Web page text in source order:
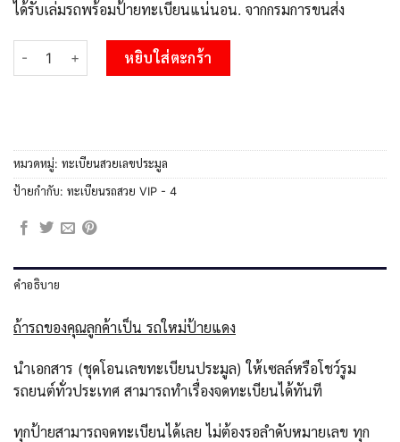
ได้รับเล่มรถพร้อมป้ายทะเบียนแน่นอน. จากกรมการขนส่ง
จำนวน 15.OKdee ป้ายทะเบียนรถ 2ขฐ 4 เลขประมูล 4 จากกรมขนส่
หยิบใส่ตะกร้า
หมวดหมู่: ทะเบียนสวยเลขประมูล
ป้ายกำกับ: ทะเบียนรถสวย VIP - 4
คำอธิบาย
ถ้ารถของคุณลูกค้าเป็น รถใหม่ป้ายแดง
นำเอกสาร (ชุดโอนเลขทะเบียนประมูล) ให้เซลล์หรือโชว์รูม
รถยนต์ทั่วประเทศ สามารถทำเรื่องจดทะเบียนได้ทันที
ทุกป้ายสามารถจดทะเบียนได้เลย ไม่ต้องรอลำดับหมายเลข ทุก